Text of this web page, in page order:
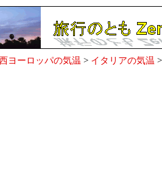
ヨーロッパの気温 > イタリアの気温 >